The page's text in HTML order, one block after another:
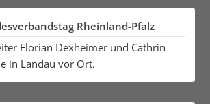
Rheinland-Pfalz
Florian Dexheimer und Cathrin
in Landau vor Ort.